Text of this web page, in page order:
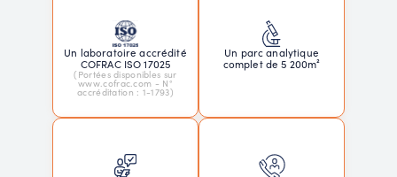
Un laboratoire accrédité
COFRAC ISO 17025
(Portées disponibles sur
www.cofrac.com - N°
accréditation : 1-1793)
Un parc analytique
complet de 5 200m²